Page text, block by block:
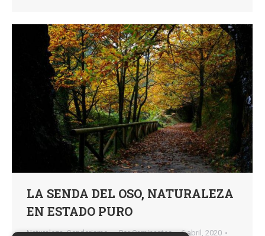
LA SENDA DEL OSO, NATURALEZA
EN ESTADO PURO
Naturaleza,Senderismo, PorCaminantes 6 abril, 2020